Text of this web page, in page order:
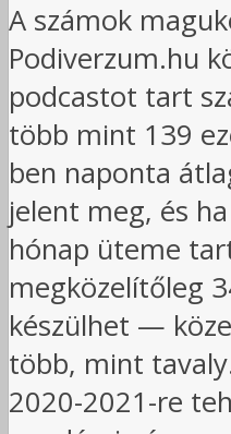
A számok
Podiverzum.hu
podcastot tart
több mint 139
ben naponta
jelent meg, és
hónap üteme
megközelítőleg
készülhet —
több, mint
2020-2021-re